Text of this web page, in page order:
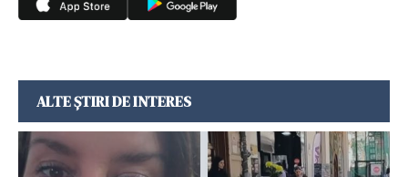
ALTE ȘTIRI DE INTERES